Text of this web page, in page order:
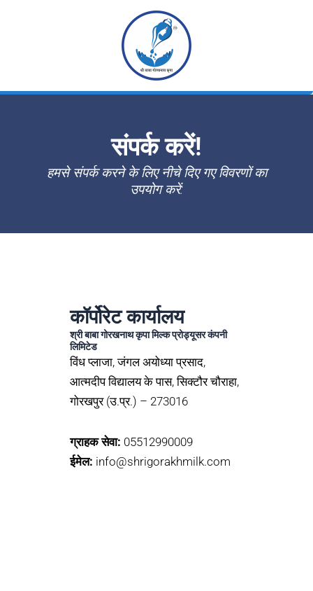
संपर्क करें!
हमसे संपर्क करने के लिए नीचे दिए गए विवरणों का
उपयोग करें:
कॉर्पोरेट कार्यालय
श्री बाबा गोरखनाथ कृपा मिल्क प्रोड्यूसर कंपनी
लिमिटेड
विंध प्लाजा, जंगल अयोध्या प्रसाद,
आत्मदीप विद्यालय के पास, सिक्टौर चौराहा,
गोरखपुर (उ.प्र.) – 273016
ग्राहक सेवा: 05512990009
ईमेल: info@shrigorakhmilk.com